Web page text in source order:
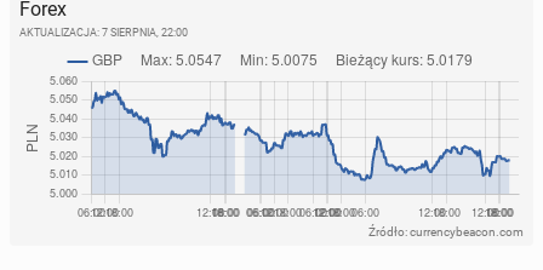
Forex
AKTUALIZACJA: 7 SIERPNIA, 22:00
Źródło: currencybeacon.com